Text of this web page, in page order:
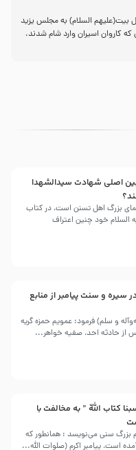
بیت‌(علیهم السلام) به مجلس یزید
كاروان اسیران وارد شام شدند،
اصلی شهادت سیدالشهدا
بزرگ اهل تسنن است، در کتاب
‌السلام خود چنین اعتراف
سیره و سنت پیامبر از منابع
و سلم) فرمود: عمویم حمزه گریه
از حادثه احد، صفیه خواهر...
كتاب اللّه ” به مخالفت با
خفاجی مصری عالم بزرگ سنی می‌نویسد : همانطور که
است، پیامبر اکرم (صلوات اللّه...